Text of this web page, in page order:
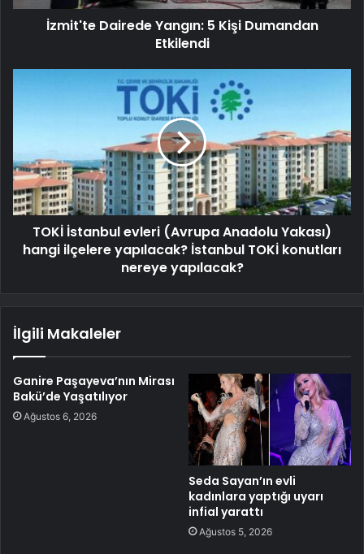
İzmit'te Dairede Yangın: 5 Kişi Dumandan
Etkilendi
TOKİ İstanbul evleri (Avrupa Anadolu Yakası)
hangi ilçelere yapılacak? İstanbul TOKİ konutları
nereye yapılacak?
İlgili Makaleler
Ganire Paşayeva’nın Mirası
Bakü’de Yaşatılıyor
Ağustos 6, 2026
Seda Sayan’ın evli
kadınlara yaptığı uyarı
infial yarattı
Ağustos 5, 2026